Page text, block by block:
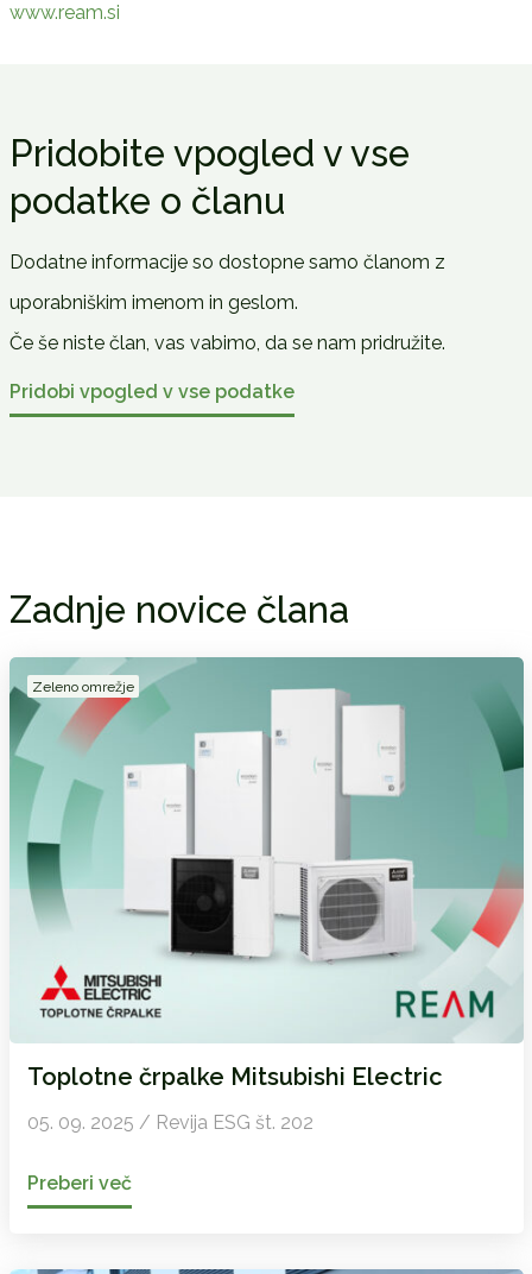
www.ream.si
Pridobite vpogled v vse
podatke o članu
Dodatne informacije so dostopne samo članom z
uporabniškim imenom in geslom.
Če še niste član, vas vabimo, da se nam pridružite.
Pridobi vpogled v vse podatke
Zadnje novice člana
Zeleno omrežje
Toplotne črpalke Mitsubishi Electric
05. 09. 2025 / Revija ESG št. 202
Preberi več